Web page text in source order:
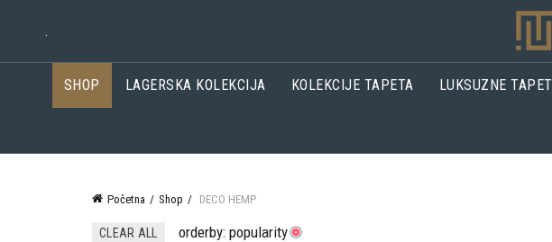
.
SHOP LAGERSKA KOLEKCIJA KOLEKCIJE TAPETA LUKSUZNE
Početna Shop DECO HEMP
CLEAR ALL orderby: popularity